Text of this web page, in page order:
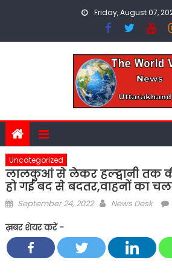
Friday, August 07,
Uncategorized
लालकुआं से लेकर हल्द्वानी तक
हो गई बद से बदतर,वाहनों का
Posted
September 24, 2022 Author
News Desk
ख़बर शेयर करें -